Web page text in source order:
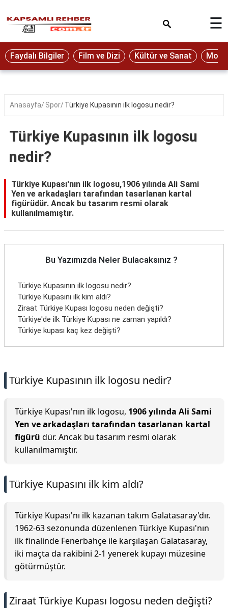
Eğitim
Ekonomi
Seyahat
Oyun
Yaşam
Hukuk
Blog
☰
Faydalı Bilgiler Film ve Dizi Kültür ve Sanat
Anasayfa Spor Türkiye Kupasının ilk logosu nedir?
Türkiye Kupasının ilk logosu
nedir?
Türkiye Kupası'nın ilk logosu,1906 yılında Ali Sami
Yen ve arkadaşları tarafından tasarlanan kartal
figürüdür. Ancak bu tasarım resmi olarak
kullanılmamıştır.
Bu Yazımızda Neler Bulacaksınız ?
Türkiye Kupasının ilk logosu nedir?
Türkiye Kupasını ilk kim aldı?
Ziraat Türkiye Kupası logosu neden değişti?
Türkiye'de ilk Türkiye Kupası ne zaman yapıldı?
Türkiye kupası kaç kez değişti?
Türkiye Kupasının ilk logosu nedir?
Türkiye Kupası'nın ilk logosu, 1906 yılında Ali Sami
Yen ve arkadaşları tarafından tasarlanan kartal
figürü dür. Ancak bu tasarım resmi olarak
kullanılmamıştır.
Türkiye Kupasını ilk kim aldı?
Türkiye Kupası'nı ilk kazanan takım Galatasaray'dır.
1962-63 sezonunda düzenlenen Türkiye Kupası'nın
ilk finalinde Fenerbahçe ile karşılaşan Galatasaray,
iki maçta da rakibini 2-1 yenerek kupayı müzesine
götürmüştür.
Ziraat Türkiye Kupası logosu neden değişti?